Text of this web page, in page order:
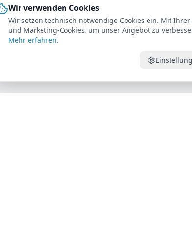
Wir verwenden Cookies
Wir setzen technisch notwendige Cookies ein. Mit
und Marketing-Cookies, um unser Angebot zu
Mehr erfahren.